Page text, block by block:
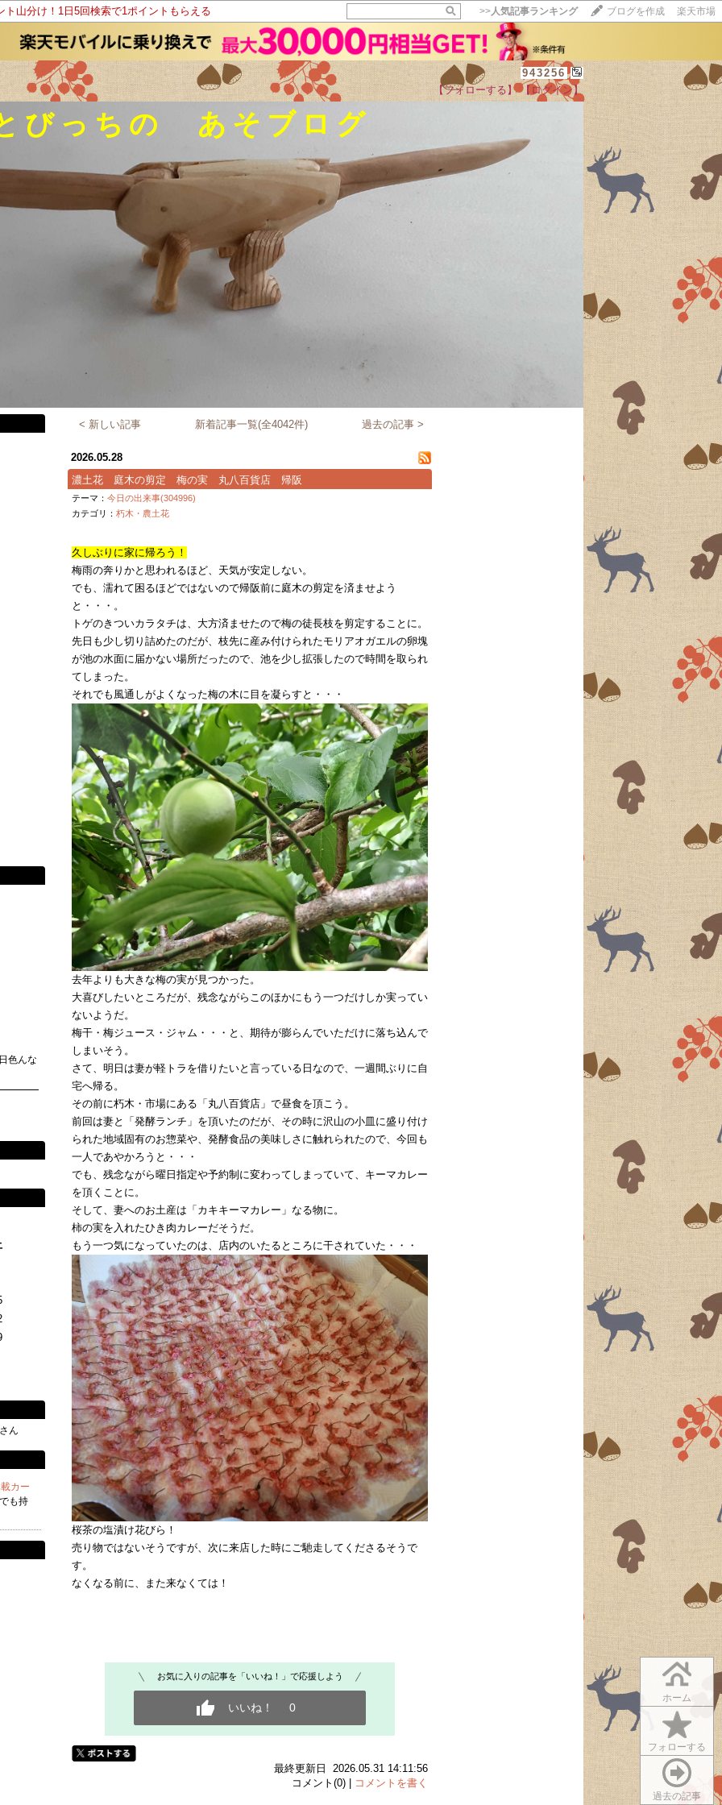
ト山分け！1日5回検索で1ポイントもらえる >>人気記事ランキング ブログを作成 楽天市場
943256
【フォローする】 【ログイン】
びっちの あそブログ
ホーム
フォローする
過去の記事
【毎日開催】
15記事にいいね！で1ポイント
10秒滞在
いいね! --/--
色んな
ん
カー
も持
< 新しい記事 新着記事一覧(全4042件) 過去の記事 >
2026.05.28
濃土花 庭木の剪定 梅の実 丸八百貨店 帰阪
テーマ： 今日の出来事(304996)
カテゴリ： 朽木・農土花
久しぶりに家に帰ろう！
梅雨の奔りかと思われるほど、天気が安定しない。
でも、濡れて困るほどではないので帰阪前に庭木の剪定を済ませよう
と・・・。
トゲのきついカラタチは、大方済ませたので梅の徒長枝を剪定することに。
先日も少し切り詰めたのだが、枝先に産み付けられたモリアオガエルの卵塊
が池の水面に届かない場所だったので、池を少し拡張したので時間を取られ
てしまった。
それでも風通しがよくなった梅の木に目を凝らすと・・・
去年よりも大きな梅の実が見つかった。
大喜びしたいところだが、残念ながらこのほかにもう一つだけしか実ってい
ないようだ。
梅干・梅ジュース・ジャム・・・と、期待が膨らんでいただけに落ち込んで
しまいそう。
さて、明日は妻が軽トラを借りたいと言っている日なので、一週間ぶりに自
宅へ帰る。
その前に朽木・市場にある「丸八百貨店」で昼食を頂こう。
前回は妻と「発酵ランチ」を頂いたのだが、その時に沢山の小皿に盛り付け
られた地域固有のお惣菜や、発酵食品の美味しさに触れられたので、今回も
一人であやかろうと・・・
でも、残念ながら曜日指定や予約制に変わってしまっていて、キーマカレー
を頂くことに。
そして、妻へのお土産は「カキキーマカレー」なる物に。
柿の実を入れたひき肉カレーだそうだ。
もう一つ気になっていたのは、店内のいたるところに干されていた・・・
桜茶の塩漬け花びら！
売り物ではないそうですが、次に来店した時にご馳走してくださるそうで
す。
なくなる前に、また来なくては！
お気に入りの記事を「いいね！」で応援しよう
いいね！ 0
最終更新日 2026.05.31 14:11:56
コメント(0) |
コメントを書く